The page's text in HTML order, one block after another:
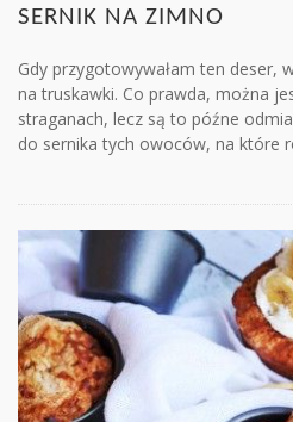
SERNIK NA ZIMNO
Gdy przygotowywałam ten deser,
na truskawki. Co prawda, można
straganach, lecz są to późne
do sernika tych owoców, na które